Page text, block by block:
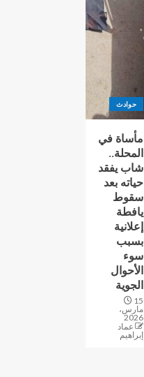
حوادث
مأساة في
المحلة..
شاب يفقد
حياته بعد
سقوط
يافطة
إعلانية
بسبب
سوء
الأحوال
الجوية
15
مارس،
2026
عماد
إبراهيم